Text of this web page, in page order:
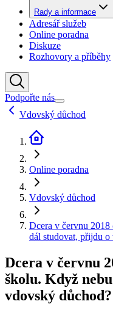
Rady a informace
Adresář služeb
Online poradna
Diskuze
Rozhovory a příběhy
Podpořte nás
Vdovský důchod
Online poradna
Vdovský důchod
Dcera v červnu
dál studovat, přijdu
Dcera v červnu
školu. Když
vdovský důchod?